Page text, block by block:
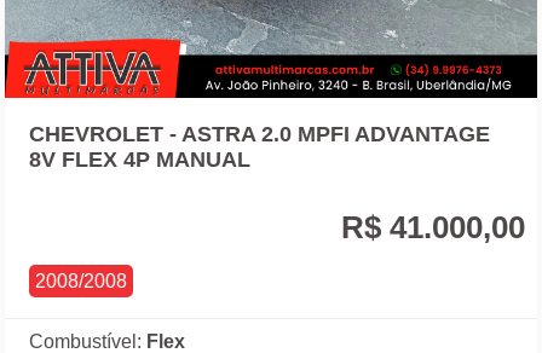
CHEVROLET - ASTRA 2.0 MPFI ADVANTAGE
8V FLEX 4P MANUAL
R$ 41.000,00
2008/2008
Combustível: Flex